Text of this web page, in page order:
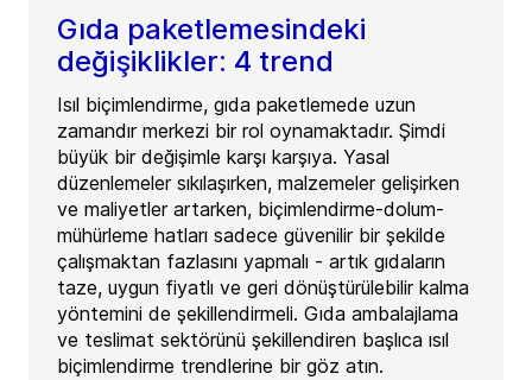
Gıda paketlemesindeki
değişiklikler: 4 trend
Isıl biçimlendirme, gıda paketlemede uzun
zamandır merkezi bir rol oynamaktadır. Şimdi
büyük bir değişimle karşı karşıya. Yasal
düzenlemeler sıkılaşırken, malzemeler gelişirken
ve maliyetler artarken, biçimlendirme-dolum-
mühürleme hatları sadece güvenilir bir şekilde
çalışmaktan fazlasını yapmalı - artık gıdaların
taze, uygun fiyatlı ve geri dönüştürülebilir kalma
yöntemini de şekillendirmeli. Gıda ambalajlama
ve teslimat sektörünü şekillendiren başlıca ısıl
biçimlendirme trendlerine bir göz atın.